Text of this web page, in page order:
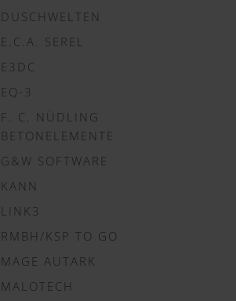
DUSCHWELTEN
E.C.A. SEREL
E3DC
EQ-3
F. C. NÜDLING
BETONELEMENTE
G&W SOFTWARE
KANN
LINK3
RMBH/KSP TO GO
MAGE AUTARK
MALOTECH